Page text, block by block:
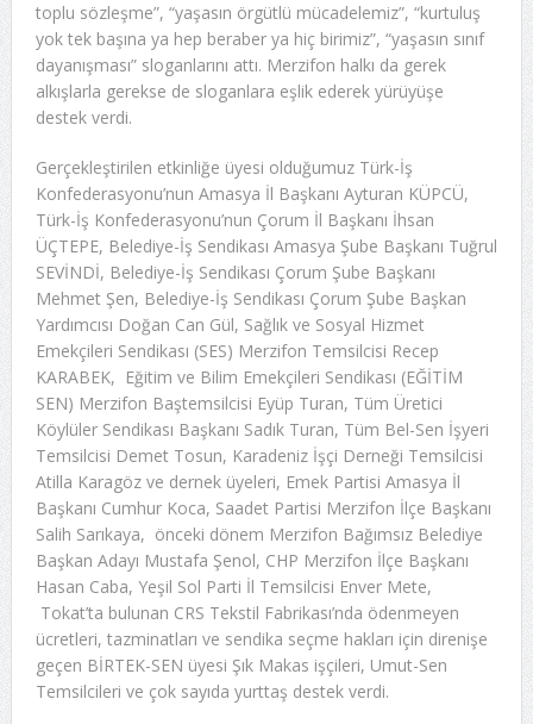
toplu sözleşme”, “yaşasın örgütlü mücadelemiz”, “kurtuluş
yok tek başına ya hep beraber ya hiç birimiz”, “yaşasın sınıf
dayanışması” sloganlarını attı. Merzifon halkı da gerek
alkışlarla gerekse de sloganlara eşlik ederek yürüyüşe
destek verdi.
Gerçekleştirilen etkinliğe üyesi olduğumuz Türk-İş
Konfederasyonu’nun Amasya İl Başkanı Ayturan KÜPCÜ,
Türk-İş Konfederasyonu’nun Çorum İl Başkanı İhsan
ÜÇTEPE, Belediye-İş Sendikası Amasya Şube Başkanı Tuğrul
SEVİNDİ, Belediye-İş Sendikası Çorum Şube Başkanı
Mehmet Şen, Belediye-İş Sendikası Çorum Şube Başkan
Yardımcısı Doğan Can Gül, Sağlık ve Sosyal Hizmet
Emekçileri Sendikası (SES) Merzifon Temsilcisi Recep
KARABEK, Eğitim ve Bilim Emekçileri Sendikası (EĞİTİM
SEN) Merzifon Baştemsilcisi Eyüp Turan, Tüm Üretici
Köylüler Sendikası Başkanı Sadık Turan, Tüm Bel-Sen İşyeri
Temsilcisi Demet Tosun, Karadeniz İşçi Derneği Temsilcisi
Atilla Karagöz ve dernek üyeleri, Emek Partisi Amasya İl
Başkanı Cumhur Koca, Saadet Partisi Merzifon İlçe Başkanı
Salih Sarıkaya, önceki dönem Merzifon Bağımsız Belediye
Başkan Adayı Mustafa Şenol, CHP Merzifon İlçe Başkanı
Hasan Caba, Yeşil Sol Parti İl Temsilcisi Enver Mete,
Tokat’ta bulunan CRS Tekstil Fabrikası’nda ödenmeyen
ücretleri, tazminatları ve sendika seçme hakları için direnişe
geçen BİRTEK-SEN üyesi Şık Makas işçileri, Umut-Sen
Temsilcileri ve çok sayıda yurttaş destek verdi.